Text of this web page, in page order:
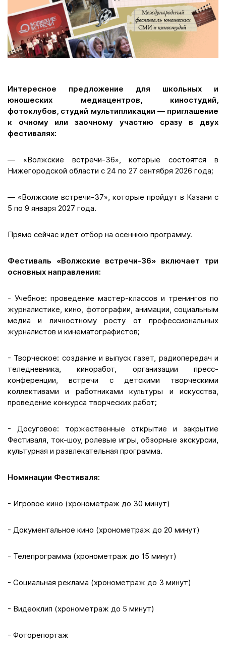
Интересное предложение для школьных и
юношеских медиацентров, киностудий,
фотоклубов, студий мультипликации — приглашение
к очному или заочному участию сразу в двух
фестивалях:
— «Волжские встречи-36», которые состоятся в
Нижегородской области с 24 по 27 сентября 2026 года;
— «Волжские встречи-37», которые пройдут в Казани с
5 по 9 января 2027 года.
Прямо сейчас идет отбор на осеннюю программу.
Фестиваль «Волжские встречи-36» включает три
основных направления:
- Учебное: проведение мастер-классов и тренингов по
журналистике, кино, фотографии, анимации, социальным
медиа и личностному росту от профессиональных
журналистов и кинематографистов;
- Творческое: создание и выпуск газет, радиопередач и
теледневника, киноработ, организации пресс-
конференции, встречи с детскими творческими
коллективами и работниками культуры и искусства,
проведение конкурса творческих работ;
- Досуговое: торжественные открытие и закрытие
Фестиваля, ток-шоу, ролевые игры, обзорные экскурсии,
культурная и развлекательная программа.
Номинации Фестиваля:
- Игровое кино (хронометраж до 30 минут)
- Документальное кино (хронометраж до 20 минут)
- Телепрограмма (хронометраж до 15 минут)
- Социальная реклама (хронометраж до 3 минут)
- Видеоклип (хронометраж до 5 минут)
- Фоторепортаж